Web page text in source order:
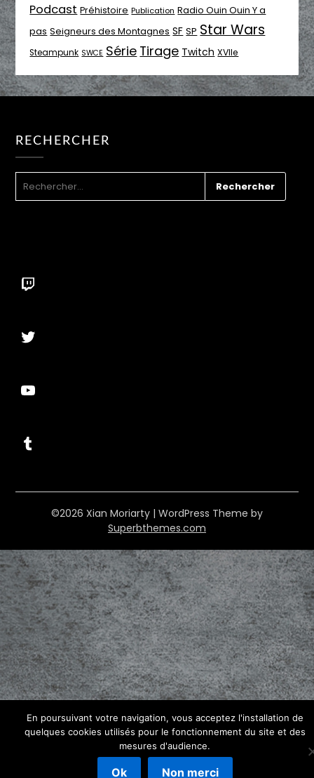
Podcast Préhistoire Publication Radio Ouin Ouin Y a
pas Seigneurs des Montagnes SF SP Star Wars
Steampunk SWCE Série Tirage Twitch XVIIe
RECHERCHER
Twitch
Twitter
YouTube
Tumblr
©2026 Xian Moriarty | WordPress Theme by
Superbthemes.com
En poursuivant votre navigation, vous acceptez l'installation de
quelques cookies utilisés pour le fonctionnement du site et des
mesures d'audience.
Ok Non merci